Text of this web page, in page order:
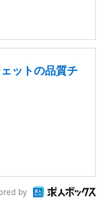
ットの品質チ
by